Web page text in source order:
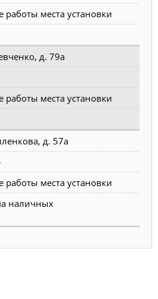
места установки
д. 79а
места установки
д. 57а
места установки
наличных